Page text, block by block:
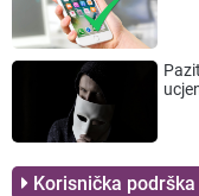
Korisnička podrška